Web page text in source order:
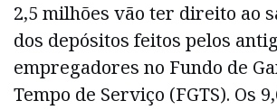
2,5 milhões vão ter direito ao
dos depósitos feitos pelos
empregadores no Fundo de
Tempo de Serviço (FGTS). Os